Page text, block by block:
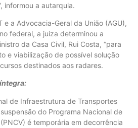
informou a autarquia.
e a Advocacia-Geral da União (AGU),
federal, a juíza determinou a
da Casa Civil, Rui Costa, “para
e viabilização de possível solução
destinados aos radares.
de Infraestrutura de Transportes
do Programa Nacional de
é temporária em decorrência